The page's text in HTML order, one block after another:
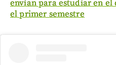
envían para estudiar en
el primer semestre